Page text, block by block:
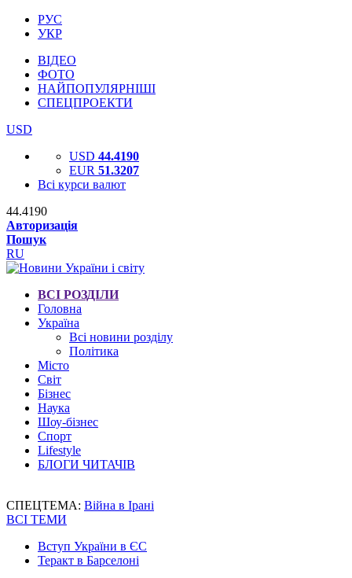
РУС
УКР
ВІДЕО
ФОТО
НАЙПОПУЛЯРНІШІ
СПЕЦПРОЕКТИ
USD
USD 44.4190
EUR 51.3207
Всі курси валют
44.4190
Авторизація
Пошук
RU
ВСІ РОЗДІЛИ
Головна
Україна
Всі новини розділу
Політика
Місто
Світ
Бізнес
Наука
Шоу-бізнес
Спорт
Lifestyle
БЛОГИ ЧИТАЧІВ
СПЕЦТЕМА: Війна в Ірані
ВСІ ТЕМИ
Вступ України в ЄС
Теракт в Барселоні